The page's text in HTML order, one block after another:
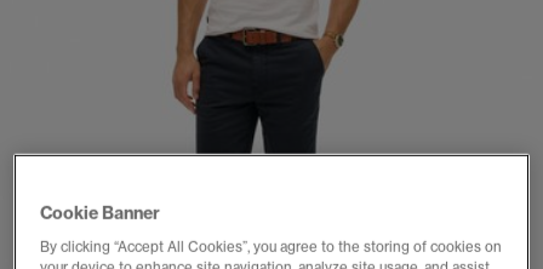
Cookie Banner
By clicking “Accept All Cookies”, you agree to the storing of cookies on